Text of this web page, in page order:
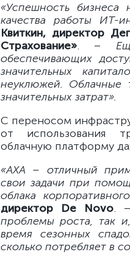
«Успешность
качества работы ИТ-
Квиткин, директор
Страхование». –
обеспечивающих
значительных
неуклюжей. Облачные
значительных затрат».
С переносом
от использования
облачную платформу
«АХА – отличный
свои задачи при
облака
директор De Novo.
проблемы роста, так
время сезонных
сколько потребляет в